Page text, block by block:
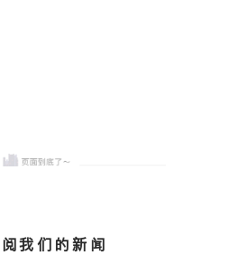
我们的新闻